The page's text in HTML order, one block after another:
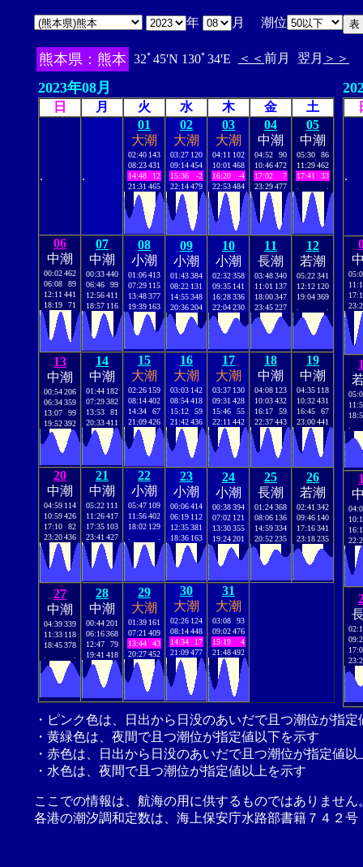
年 月 潮位
熊本県：熊本 32ﾟ45'N 130ﾟ34'E ＜＜ 前月 翌月 ＞＞
2023年08月
日 月 火 水 木 金 土
. .
01
大潮
02:40 143
08:23431
14:48
12
21:31 465
02
大潮
03:27 120
09:14454
15:36
-2
22:14479
03
大潮
04:11 102
10:01 468
16:20
-4
22:53484
04
中潮
04:52
90
10:46472
17:02
7
23:29477
05
中潮
05:30
86
11:29462
17:41
33
06
中潮
00:02462
06:08
89
12:11 441
18:19
71
07
中潮
00:33440
06:46
99
12:56411
18:57 116
08
小潮
01:06413
07:29 115
13:48377
19:39 163
09
小潮
01:43384
08:22 131
14:55348
20:36204
10
小潮
02:32358
09:35 141
16:28336
22:04230
11
長潮
03:48340
11:01 137
18:00347
23:45227
12
若潮
05:22341
12:12 120
19:04369
13
中潮
00:54206
06:34359
13:07
99
19:52392
14
中潮
01:44 182
07:29382
13:53
81
20:33411
15
大潮
02:26 159
08:14402
14:34
67
21:09426
16
大潮
03:03 142
08:54418
15:12
59
21:42436
17
大潮
03:37 130
09:31 428
15:46
55
22:11 442
18
中潮
04:08 123
10:03432
16:17
59
22:37443
19
中潮
04:35 118
10:32431
16:45
67
23:00441
20
中潮
04:59 114
10:59426
17:10
82
23:20436
21
中潮
05:22 111
11:26417
17:35 103
23:41 427
22
小潮
05:47 109
11:56402
18:02 129
23
小潮
00:06414
06:19 112
12:35381
18:36 163
24
小潮
00:38394
07:02 121
13:30355
19:24201
25
長潮
01:24368
08:06 136
14:59334
20:52235
26
若潮
02:41 342
09:46 140
17:16341
23:18235
27
中潮
04:39339
11:33 118
18:45378
28
中潮
00:44201
06:16368
12:47
79
19:41 418
29
大潮
01:39 161
07:21 409
13:44
43
20:27452
30
大潮
02:26 124
08:14448
14:34
17
21:09477
31
大潮
03:08
93
09:02476
15:19
4
21:48492
.
・ピンク色は、日出から日没のあいだで且つ潮位が指
・黄緑色は、夜間で且つ潮位が指定値以下を示す
・赤色は、日出から日没のあいだで且つ潮位が指定値以
・水色は、夜間で且つ潮位が指定値以上を示す
ここでの情報は、航海の用に供するものではありませ
各港の潮汐調和定数は、海上保安庁水路部書籍７４２